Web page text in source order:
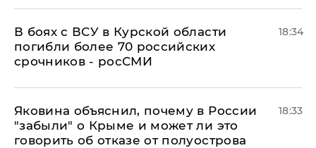
В боях с ВСУ в Курской области
погибли более 70 российских
срочников - росСМИ
18:34
Яковина объяснил, почему в России
"забыли" о Крыме и может ли это
говорить об отказе от полуострова
18:33